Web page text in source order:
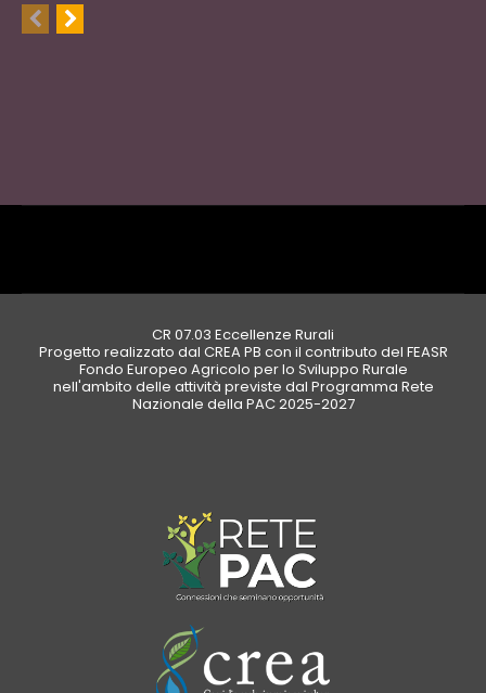
CR 07.03 Eccellenze Rurali
Progetto realizzato dal CREA PB con il contributo del FEASR
Fondo Europeo Agricolo per lo Sviluppo Rurale
nell'ambito delle attività previste dal Programma Rete
Nazionale della PAC 2025-2027